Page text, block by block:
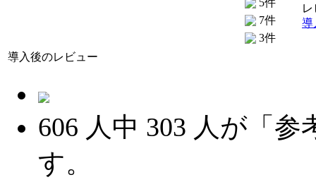
7件
3件
導
導入後のレビュー
606 人中 303 人が「参
す。